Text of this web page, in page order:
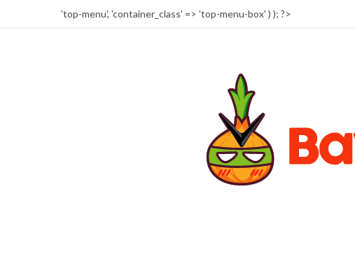
'top-menu', 'container_class' => 'top-menu-box' ) ); ?>